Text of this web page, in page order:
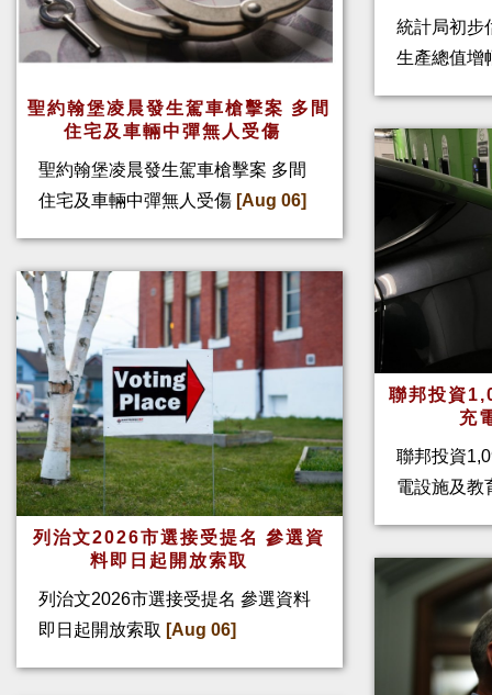
聖約翰堡凌晨發生駕車槍擊案 多間
住宅及車輛中彈無人受傷
聖約翰堡凌晨發生駕車槍擊案 多間
住宅及車輛中彈無人受傷 [Aug 06]
列治文2026市選接受提名 參選資
料即日起開放索取
列治文2026市選接受提名 參選資料
即日起開放索取 [Aug 06]
統計局初步
生產總值增
聯邦投資
充
聯邦投資
電設施及教